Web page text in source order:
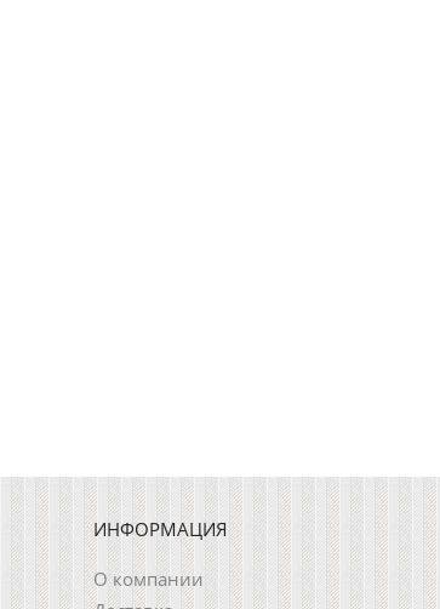
ИНФОРМАЦИЯ
О компании